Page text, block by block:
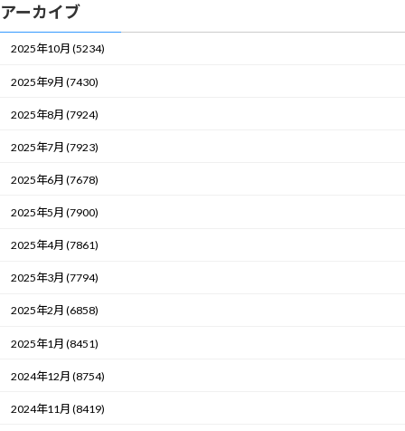
アーカイブ
2025年10月 (5234)
2025年9月 (7430)
2025年8月 (7924)
2025年7月 (7923)
2025年6月 (7678)
2025年5月 (7900)
2025年4月 (7861)
2025年3月 (7794)
2025年2月 (6858)
2025年1月 (8451)
2024年12月 (8754)
2024年11月 (8419)